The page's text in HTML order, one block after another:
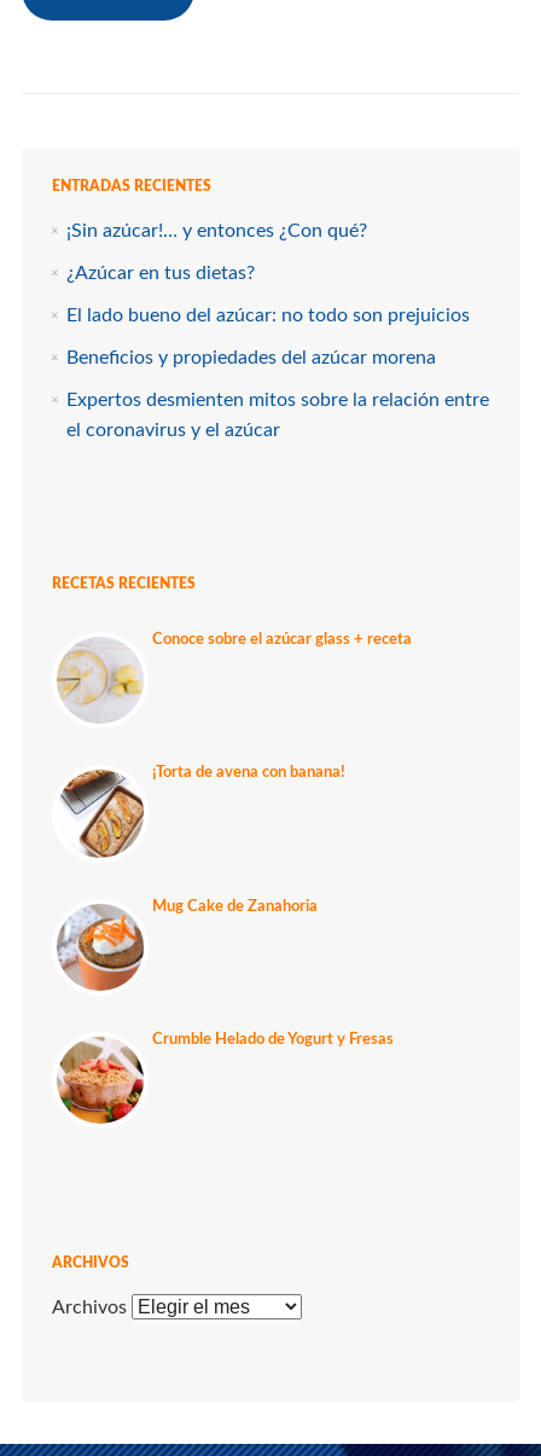
ENTRADAS RECIENTES
¡Sin azúcar!… y entonces ¿Con qué?
¿Azúcar en tus dietas?
El lado bueno del azúcar: no todo son prejuicios
Beneficios y propiedades del azúcar morena
Expertos desmienten mitos sobre la relación entre
el coronavirus y el azúcar
RECETAS RECIENTES
Conoce sobre el azúcar glass + receta
¡Torta de avena con banana!
Mug Cake de Zanahoria
Crumble Helado de Yogurt y Fresas
ARCHIVOS
Archivos